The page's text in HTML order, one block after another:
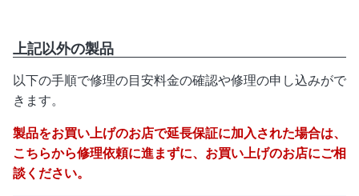
上記以外の製品
以下の手順で修理の目安料金の確認や修理の申し込みがで
きます。
製品をお買い上げのお店で延長保証に加入された場合は、
こちらから修理依頼に進まずに、お買い上げのお店にご相
談ください。